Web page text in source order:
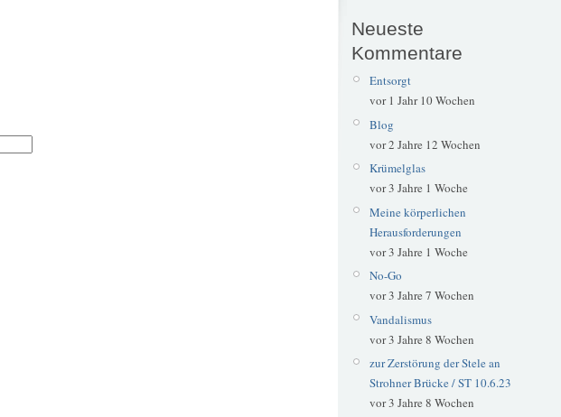
Neueste
Kommentare
Entsorgt
vor 1 Jahr 10 Wochen
Blog
vor 2 Jahre 12 Wochen
Krümelglas
vor 3 Jahre 1 Woche
Meine körperlichen
Herausforderungen
vor 3 Jahre 1 Woche
No-Go
vor 3 Jahre 7 Wochen
Vandalismus
vor 3 Jahre 8 Wochen
zur Zerstörung der Stele an
Strohner Brücke / ST 10.6.23
vor 3 Jahre 8 Wochen